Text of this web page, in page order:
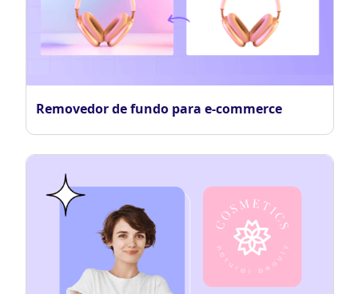
Removedor de fundo para e-commerce